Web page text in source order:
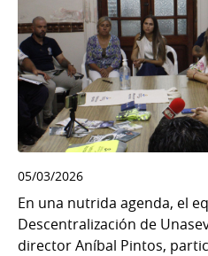
05/03/2026
En una nutrida agenda, el
Descentralización de
director Aníbal Pintos,